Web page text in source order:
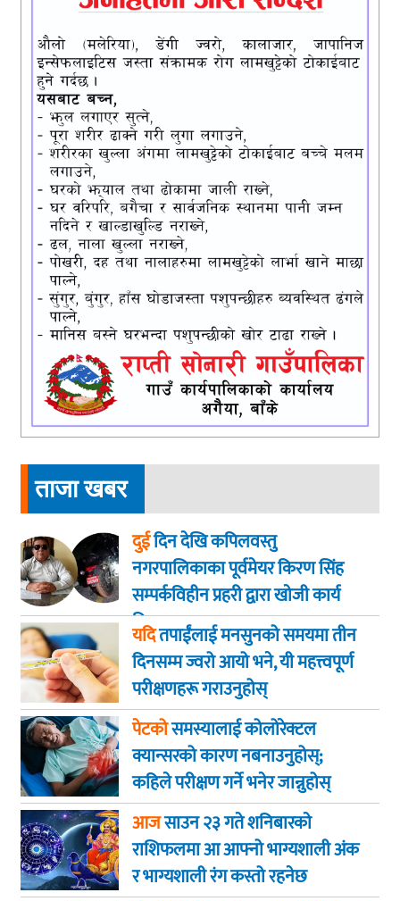
ताजा खबर
दुईदिन देखि कपिलवस्तु
नगरपालिकाका पूर्वमेयर किरण सिंह
सम्पर्कविहीन प्रहरी द्वारा खाेजी कार्य
तिब्रता
यदितपाईंलाई मनसुनको समयमा तीन
दिनसम्म ज्वरो आयो भने, यी महत्त्वपूर्ण
परीक्षणहरू गराउनुहोस्
पेटकोसमस्यालाई कोलोरेक्टल
क्यान्सरको कारण नबनाउनुहोस्;
कहिले परीक्षण गर्ने भनेर जान्नुहोस्
आजसाउन २३ गते शनिबारकाे
राशिफलमा आ आफ्नो भाग्यशाली अंक
र भाग्यशाली रंग कस्तो रहनेछ